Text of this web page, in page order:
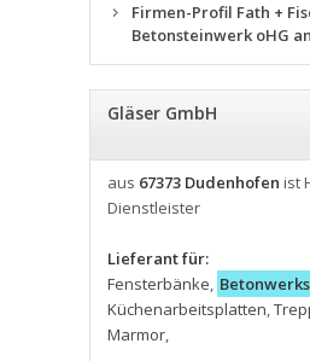
Firmen-Profil Fath +
Betonsteinwerk oHG
Gläser GmbH
aus 67373 Dudenhofen ist
Dienstleister
Lieferant für:
Fensterbänke,
Küchenarbeitsplatten,
Marmor,